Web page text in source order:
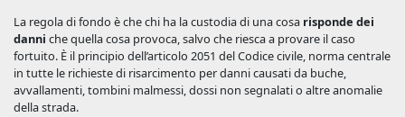
La regola di fondo è che chi ha la custodia di una cosa risponde dei
danni che quella cosa provoca, salvo che riesca a provare il caso
fortuito. È il principio dell’articolo 2051 del Codice civile, norma centrale
in tutte le richieste di risarcimento per danni causati da buche,
avvallamenti, tombini malmessi, dossi non segnalati o altre anomalie
della strada.